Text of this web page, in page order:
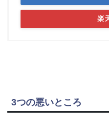
楽
3つの悪いところ